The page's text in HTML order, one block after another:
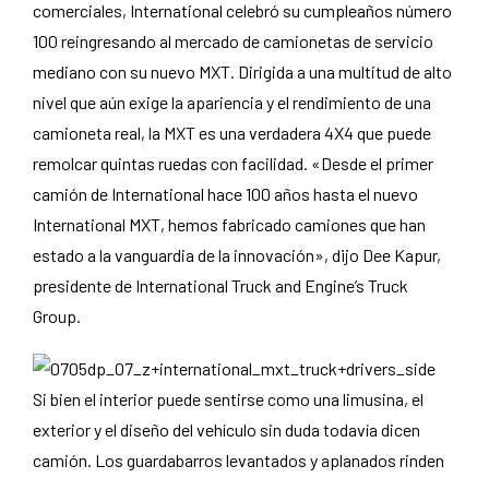
comerciales, International celebró su cumpleaños número
100 reingresando al mercado de camionetas de servicio
mediano con su nuevo MXT. Dirigida a una multitud de alto
nivel que aún exige la apariencia y el rendimiento de una
camioneta real, la MXT es una verdadera 4X4 que puede
remolcar quintas ruedas con facilidad. «Desde el primer
camión de International hace 100 años hasta el nuevo
International MXT, hemos fabricado camiones que han
estado a la vanguardia de la innovación», dijo Dee Kapur,
presidente de International Truck and Engine’s Truck
Group.
Si bien el interior puede sentirse como una limusina, el
exterior y el diseño del vehículo sin duda todavía dicen
camión. Los guardabarros levantados y aplanados rinden